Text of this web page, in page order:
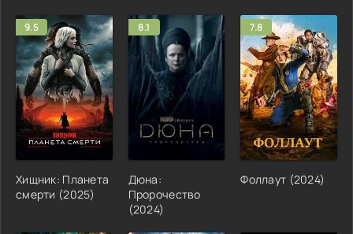
9.5
Хищник: Планета
смерти (2025)
8.1
Дюна:
Пророчество
(2024)
7.8
Фоллаут (2024)